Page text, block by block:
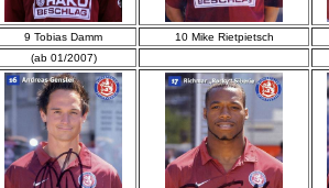
9 Tobias Damm
10 Mike Rietpietsch
(ab 01/2007)